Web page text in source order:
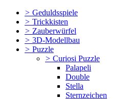
> Geduldsspiele
> Trickkisten
> Zauberwürfel
> 3D-Modellbau
> Puzzle
> Curiosi Puzzle
Palapeli
Double
Stella
Sternzeichen